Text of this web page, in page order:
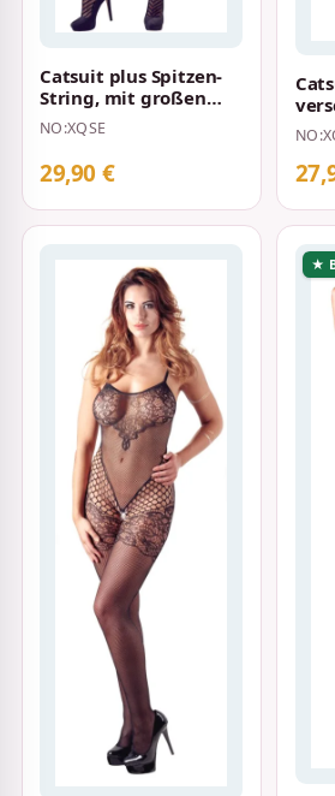
Catsuit plus Spitzen-
String, mit großen
Cut-outs, in
Streifenoptik Sch…
NO:XQSE
29,90 €
★